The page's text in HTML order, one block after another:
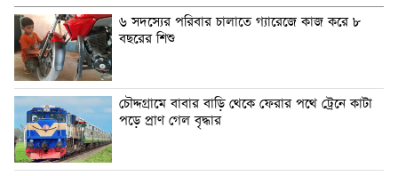
৬ সদস্যের পরিবার চালাতে গ্যারেজে কাজ করে ৮
বছরের শিশু
চৌদ্দগ্রামে বাবার বাড়ি থেকে ফেরার পথে ট্রেনে কাটা
পড়ে প্রাণ গেল বৃদ্ধার